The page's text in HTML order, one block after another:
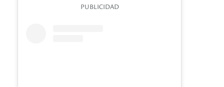
PUBLICIDAD